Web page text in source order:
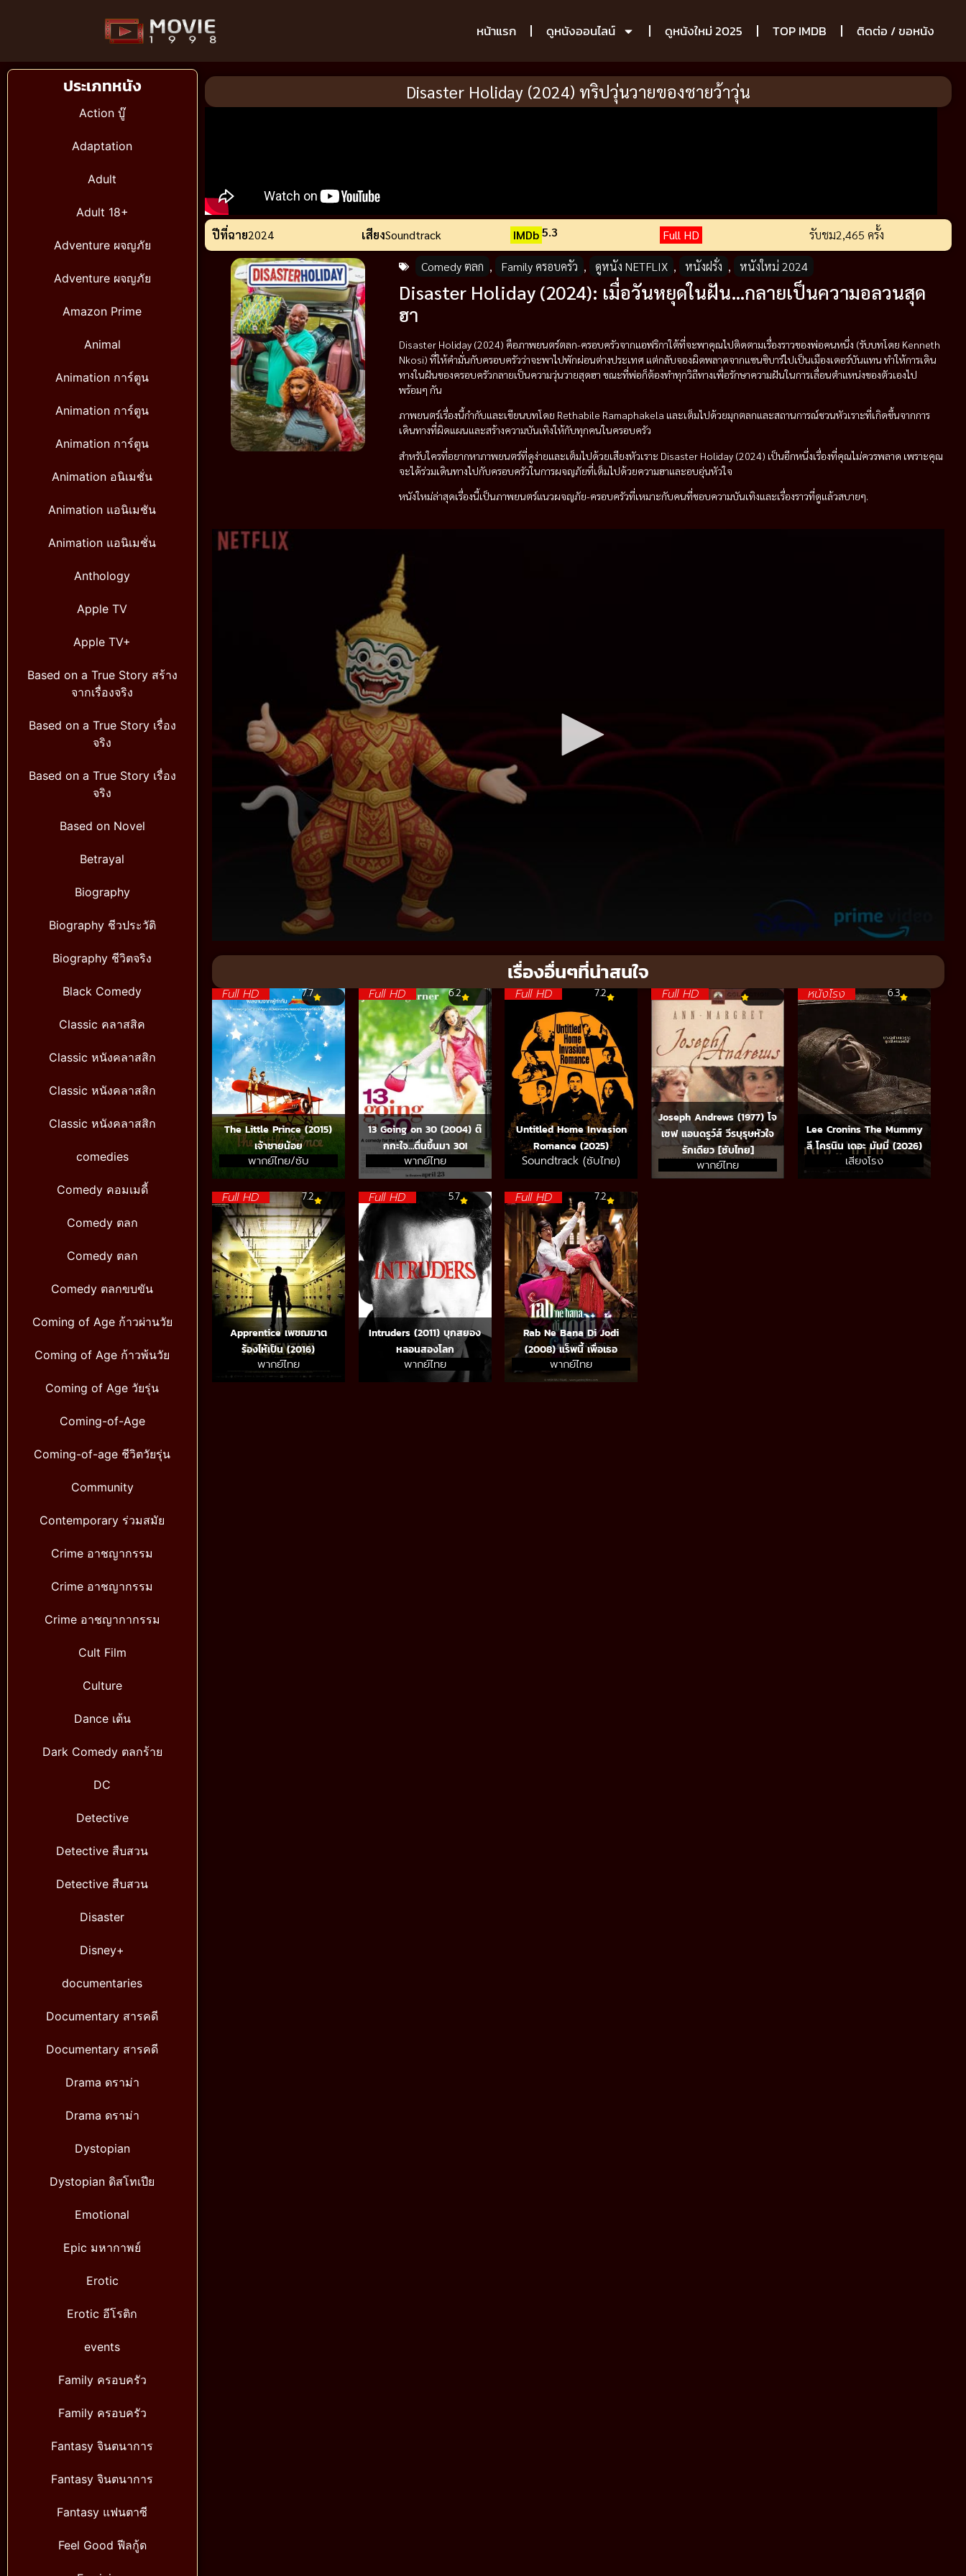
หน้าแรก ดูหนังออนไลน์ ดูหนังใหม่ 2025 TOP IMDB ติดต่อ / ขอหนัง
ประเภทหนัง
Action บู๊
Adaptation
Adult
Adult 18+
Adventure ผจญภัย
Adventure ผจญภัย
Amazon Prime
Animal
Animation การ์ตูน
Animation การ์ตูน
Animation การ์ตูน
Animation อนิเมชั่น
Animation แอนิเมชัน
Animation แอนิเมชั่น
Anthology
Apple TV
Apple TV+
Based on a True Story สร้าง
จากเรื่องจริง
Based on a True Story เรื่อง
จริง
Based on a True Story เรื่อง
จริง
Based on Novel
Betrayal
Biography
Biography ชีวประวัติ
Biography ชีวิตจริง
Black Comedy
Classic คลาสสิค
Classic หนังคลาสสิก
Classic หนังคลาสสิก
Classic หนังคลาสสิก
comedies
Comedy คอมเมดี้
Comedy ตลก
Comedy ตลก
Comedy ตลกขบขัน
Coming of Age ก้าวผ่านวัย
Coming of Age ก้าวพ้นวัย
Coming of Age วัยรุ่น
Coming-of-Age
Coming-of-age ชีวิตวัยรุ่น
Community
Contemporary ร่วมสมัย
Crime อาชญากรรม
Crime อาชญากรรม
Crime อาชญากากรรม
Cult Film
Culture
Dance เต้น
Dark Comedy ตลกร้าย
DC
Detective
Detective สืบสวน
Detective สืบสวน
Disaster
Disney+
documentaries
Documentary สารคดี
Documentary สารคดี
Drama ดราม่า
Drama ดราม่า
Dystopian
Dystopian ดิสโทเปีย
Emotional
Epic มหากาพย์
Erotic
Erotic อีโรติก
events
Family ครอบครัว
Family ครอบครัว
Fantasy จินตนาการ
Fantasy จินตนาการ
Fantasy แฟนตาซี
Feel Good ฟีลกู้ด
Disaster Holiday (2024) ทริปวุ่นวายของชายว้าวุ่น
ปีที่ฉาย2024 เสียงSoundtrack IMDb 5.3 Full HD รับชม2,465 ครั้ง
Comedy ตลก , Family ครอบครัว , ดูหนัง NETFLIX , หนังฝรั่ง , หนังใหม่ 2024
Disaster Holiday (2024): เมื่อวันหยุดในฝัน…กลายเป็นความอลวนสุด
ฮา
Disaster Holiday (2024) คือภาพยนตร์ตลก-ครอบครัวจากแอฟริกาใต้ที่จะพาคุณไปติดตามเรื่องราวของพ่อคนหนึ่ง (รับบทโดย Kenneth
Nkosi) ที่ให้คำมั่นกับครอบครัวว่าจะพาไปพักผ่อนต่างประเทศ แต่กลับจองผิดพลาดจากแซนซิบาร์ไปเป็นเมืองเดอร์บันแทน ทำให้การเดิน
ทางในฝันของครอบครัวกลายเป็นความวุ่นวายสุดฮา ขณะที่พ่อก็ต้องทำทุกวิถีทางเพื่อรักษาความฝันในการเลื่อนตำแหน่งของตัวเองไป
พร้อมๆ กัน
ภาพยนตร์เรื่องนี้กำกับและเขียนบทโดย Rethabile Ramaphakela และเต็มไปด้วยมุกตลกและสถานการณ์ชวนหัวเราะที่เกิดขึ้นจากการ
เดินทางที่ผิดแผนและสร้างความบันเทิงให้กับทุกคนในครอบครัว
สำหรับใครที่อยากหาภาพยนตร์ที่ดูง่ายและเต็มไปด้วยเสียงหัวเราะ Disaster Holiday (2024) เป็นอีกหนึ่งเรื่องที่คุณไม่ควรพลาด เพราะคุณ
จะได้ร่วมเดินทางไปกับครอบครัวในการผจญภัยที่เต็มไปด้วยความฮาและอบอุ่นหัวใจ
หนังใหม่ล่าสุดเรื่องนี้เป็นภาพยนตร์แนวผจญภัย-ครอบครัวที่เหมาะกับคนที่ชอบความบันเทิงและเรื่องราวที่ดูแล้วสบายๆ.
90%
เรื่องอื่นๆที่น่าสนใจ
Full HD 7.7
The Little Prince (2015)
เจ้าชายน้อย
พากย์ไทย/ซับ
Full HD 6.2
13 Going on 30 (2004) ต๊
กกะใจ…ตื่นขึ้นมา 30!
พากย์ไทย
Full HD 7.2
Untitled Home Invasion
Romance (2025)
Soundtrack (ซับไทย)
Full HD
Joseph Andrews (1977) โจ
เซฟ แอนดรูว์ส์ วีรบุรุษหัวใจ
รักเดียว [ซับไทย]
พากย์ไทย
หนังโรง 6.3
Lee Cronins The Mummy
ลี โครนิน เดอะ มัมมี่ (2026)
เสียงโรง
Full HD 7.2
Apprentice เพชฌฆาต
ร้องไห้เป็น (2016)
พากย์ไทย
Full HD 5.7
Intruders (2011) บุกสยอง
หลอนสองโลก
พากย์ไทย
Full HD 7.2
Rab Ne Bana Di Jodi
(2008) แร็พนี้ เพื่อเธอ
พากย์ไทย